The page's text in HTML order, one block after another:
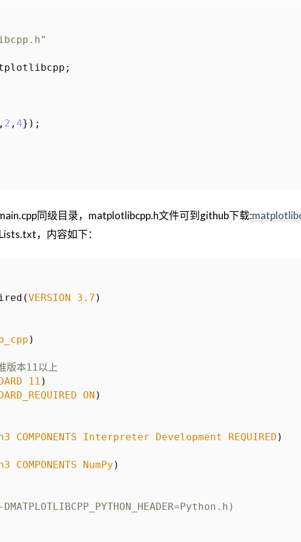
;
, 2 , 4});
同级目录，matplotlibcpp.h文件可到github下载:
，内容如下：
(VERSION 3.7 )
)
11 )
ON )
COMPONENTS Interpreter Development REQUIRED )
COMPONENTS NumPy )